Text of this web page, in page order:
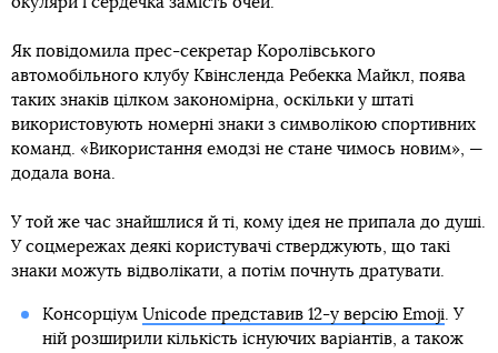
Як повідомила прес-секретар Королівського
автомобільного клубу Квінсленда Ребекка Майкл, поява
таких знаків цілком закономірна, оскільки у штаті
використовують номерні знаки з символікою спортивних
команд. «Використання емодзі не стане чимось новим», —
додала вона.
У той же час знайшлися й ті, кому ідея не припала до душі.
У соцмережах деякі користувачі стверджують, що такі
знаки можуть відволікати, а потім почнуть дратувати.
Консорціум Unicode представив 12-у версію Emoji . У
ній розширили кількість існуючих варіантів, а також